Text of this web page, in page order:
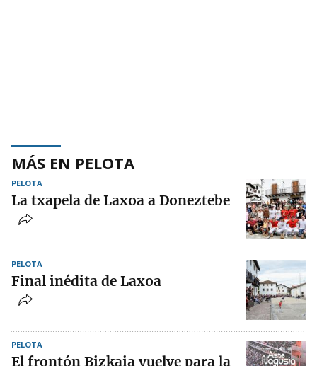
MÁS EN PELOTA
PELOTA
La txapela de Laxoa a Doneztebe
PELOTA
Final inédita de Laxoa
PELOTA
El frontón Bizkaia vuelve para la